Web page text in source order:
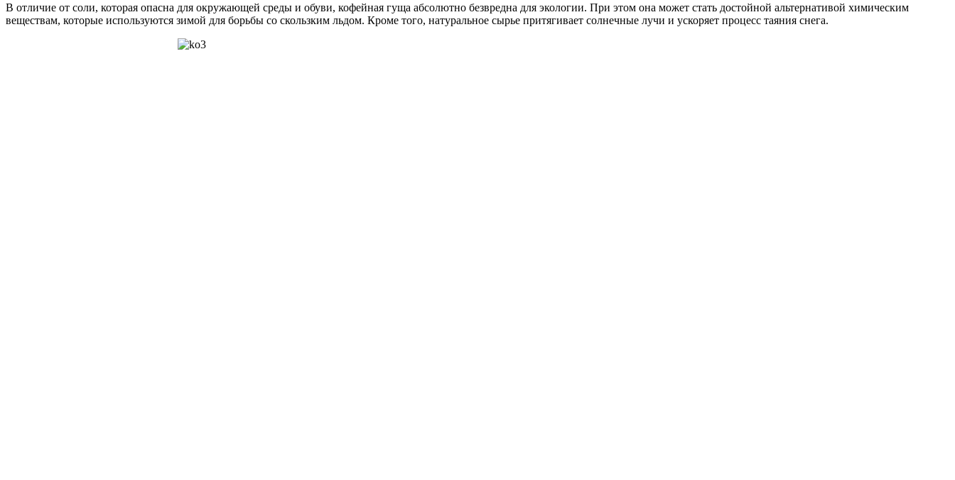
В отличие от соли, которая опасна для окружающей среды и обуви, кофейная гуща абсолютно безвредна для экологии. При этом она может стать достойной альтернативой химическим
веществам, которые используются зимой для борьбы со скользким льдом. Кроме того, натуральное сырье притягивает солнечные лучи и ускоряет процесс таяния снега.